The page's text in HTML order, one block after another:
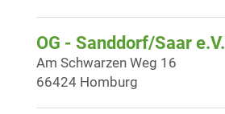
OG - Sanddorf/Saar e.V.
Am Schwarzen Weg 16
66424 Homburg